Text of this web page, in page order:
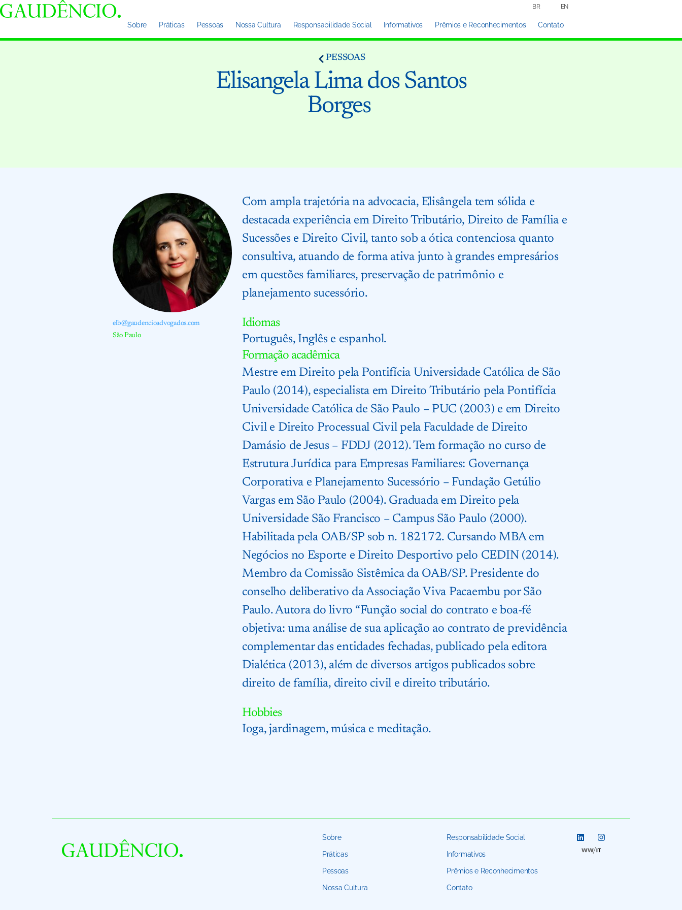
BR EN
Sobre Práticas Pessoas Nossa Cultura Responsabilidade Social Informativos Prêmios e Reconhecimentos Contato
PESSOAS
Elisangela Lima dos Santos
Borges
elb@gaudencioadvogados.com
São Paulo
Com ampla trajetória na advocacia, Elisângela tem sólida e
destacada experiência em Direito Tributário, Direito de Família e
Sucessões e Direito Civil, tanto sob a ótica contenciosa quanto
consultiva, atuando de forma ativa junto à grandes empresários
em questões familiares, preservação de patrimônio e
planejamento sucessório.
Idiomas
Português, Inglês e espanhol.
Formação acadêmica
Mestre em Direito pela Pontifícia Universidade Católica de São
Paulo (2014), especialista em Direito Tributário pela Pontifícia
Universidade Católica de São Paulo – PUC (2003) e em Direito
Civil e Direito Processual Civil pela Faculdade de Direito
Damásio de Jesus – FDDJ (2012). Tem formação no curso de
Estrutura Jurídica para Empresas Familiares: Governança
Corporativa e Planejamento Sucessório – Fundação Getúlio
Vargas em São Paulo (2004). Graduada em Direito pela
Universidade São Francisco – Campus São Paulo (2000).
Habilitada pela OAB/SP sob n. 182172. Cursando MBA em
Negócios no Esporte e Direito Desportivo pelo CEDIN (2014).
Membro da Comissão Sistêmica da OAB/SP. Presidente do
conselho deliberativo da Associação Viva Pacaembu por São
Paulo. Autora do livro “Função social do contrato e boa-fé
objetiva: uma análise de sua aplicação ao contrato de previdência
complementar das entidades fechadas, publicado pela editora
Dialética (2013), além de diversos artigos publicados sobre
direito de família, direito civil e direito tributário.
Hobbies
Ioga, jardinagem, música e meditação.
Sobre
Práticas
Pessoas
Nossa Cultura
Responsabilidade Social
Informativos
Prêmios e Reconhecimentos
Contato